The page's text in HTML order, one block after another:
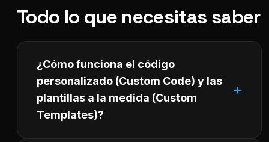
Todo lo que necesitas saber
¿Cómo funciona el código
personalizado (Custom Code) y las
plantillas a la medida (Custom
Templates)?